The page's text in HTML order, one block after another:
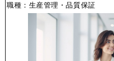
職種：生産管理・品質保証